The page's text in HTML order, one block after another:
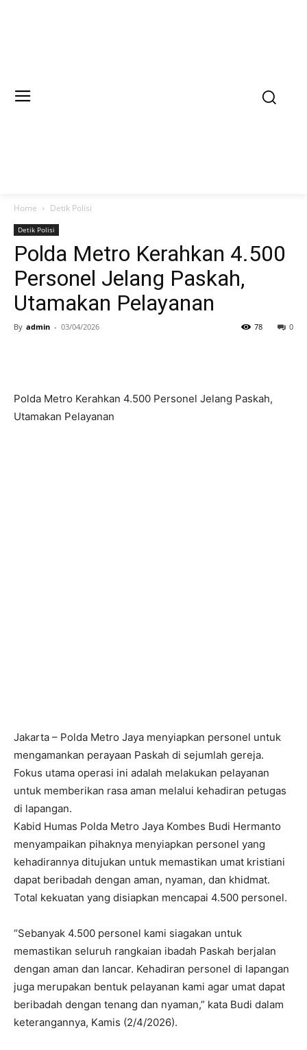
Home Detik Polisi
Detik Polisi
Polda Metro Kerahkan 4.500
Personel Jelang Paskah,
Utamakan Pelayanan
By admin - 03/04/2026 0
78
Polda Metro Kerahkan 4.500 Personel Jelang Paskah,
Utamakan Pelayanan
Jakarta – Polda Metro Jaya menyiapkan personel untuk
mengamankan perayaan Paskah di sejumlah gereja.
Fokus utama operasi ini adalah melakukan pelayanan
untuk memberikan rasa aman melalui kehadiran petugas
di lapangan.
Kabid Humas Polda Metro Jaya Kombes Budi Hermanto
menyampaikan pihaknya menyiapkan personel yang
kehadirannya ditujukan untuk memastikan umat kristiani
dapat beribadah dengan aman, nyaman, dan khidmat.
Total kekuatan yang disiapkan mencapai 4.500 personel.
“Sebanyak 4.500 personel kami siagakan untuk
memastikan seluruh rangkaian ibadah Paskah berjalan
dengan aman dan lancar. Kehadiran personel di lapangan
juga merupakan bentuk pelayanan kami agar umat dapat
beribadah dengan tenang dan nyaman,” kata Budi dalam
keterangannya, Kamis (2/4/2026).